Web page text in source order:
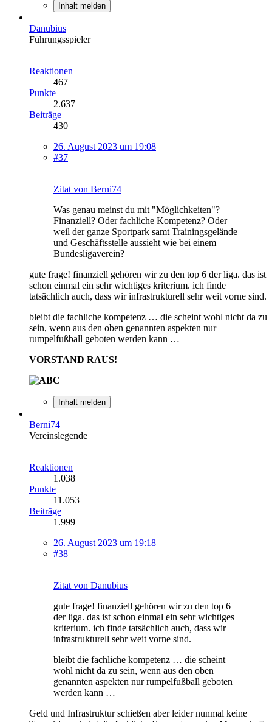
Inhalt melden
Danubius
Führungsspieler
Reaktionen
467
Punkte
2.637
Beiträge
430
26. August 2023 um 19:08
#37
Zitat von Berni74
Was genau meinst du mit "Möglichkeiten"?
Finanziell? Oder fachliche Kompetenz? Oder
weil der ganze Sportpark samt Trainingsgelände
und Geschäftsstelle aussieht wie bei einem
Bundesligaverein?
gute frage! finanziell gehören wir zu den top 6 der liga. das ist
schon einmal ein sehr wichtiges kriterium. ich finde
tatsächlich auch, dass wir infrastrukturell sehr weit vorne sind.
bleibt die fachliche kompetenz … die scheint wohl nicht da zu
sein, wenn aus den oben genannten aspekten nur
rumpelfußball geboten werden kann …
VORSTAND RAUS!
Inhalt melden
Berni74
Vereinslegende
Reaktionen
1.038
Punkte
11.053
Beiträge
1.999
26. August 2023 um 19:18
#38
Zitat von Danubius
gute frage! finanziell gehören wir zu den top 6
der liga. das ist schon einmal ein sehr wichtiges
kriterium. ich finde tatsächlich auch, dass wir
infrastrukturell sehr weit vorne sind.
bleibt die fachliche kompetenz … die scheint
wohl nicht da zu sein, wenn aus den oben
genannten aspekten nur rumpelfußball geboten
werden kann …
Geld und Infrastruktur schießen aber leider nunmal keine